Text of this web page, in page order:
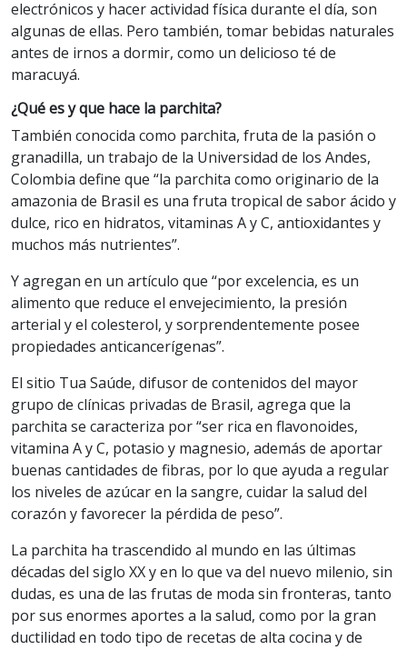
electrónicos y hacer actividad física durante el día, son
algunas de ellas. Pero también, tomar bebidas naturales
antes de irnos a dormir, como un delicioso té de
maracuyá.
¿Qué es y que hace la parchita?
También conocida como parchita, fruta de la pasión o
granadilla, un trabajo de la Universidad de los Andes,
Colombia define que “la parchita como originario de la
amazonia de Brasil es una fruta tropical de sabor ácido y
dulce, rico en hidratos, vitaminas A y C, antioxidantes y
muchos más nutrientes”.
Y agregan en un artículo que “por excelencia, es un
alimento que reduce el envejecimiento, la presión
arterial y el colesterol, y sorprendentemente posee
propiedades anticancerígenas”.
El sitio Tua Saúde, difusor de contenidos del mayor
grupo de clínicas privadas de Brasil, agrega que la
parchita se caracteriza por “ser rica en flavonoides,
vitamina A y C, potasio y magnesio, además de aportar
buenas cantidades de fibras, por lo que ayuda a regular
los niveles de azúcar en la sangre, cuidar la salud del
corazón y favorecer la pérdida de peso”.
La parchita ha trascendido al mundo en las últimas
décadas del siglo XX y en lo que va del nuevo milenio, sin
dudas, es una de las frutas de moda sin fronteras, tanto
por sus enormes aportes a la salud, como por la gran
ductilidad en todo tipo de recetas de alta cocina y de